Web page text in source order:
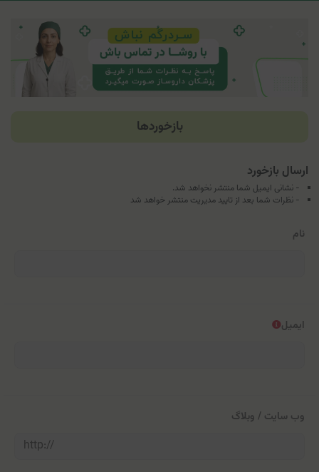
بازخوردها
ارسال بازخورد
- نشانی ایمیل شما منتشر نخواهد شد.
- نظرات شما بعد از تایید مدیریت منتشر خواهد شد
نام
ایمیل
وب سایت / وبلاگ